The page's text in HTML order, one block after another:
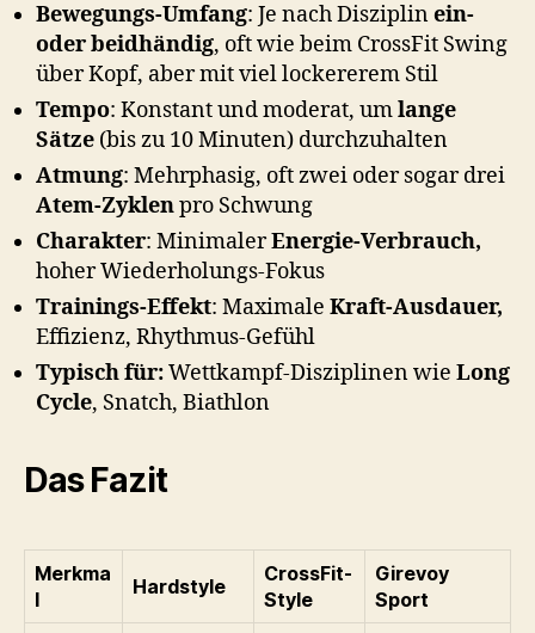
Bewegungs-Umfang: Je nach Disziplinein-
oder beidhändig, oft wie beim CrossFit Swing
über Kopf, aber mit viel lockererem Stil
Tempo: Konstant und moderat, umlange
Sätze (bis zu 10 Minuten) durchzuhalten
Atmung: Mehrphasig, oft zwei oder sogar drei
Atem-Zyklenpro Schwung
Charakter: MinimalerEnergie-Verbrauch,
hoher Wiederholungs-Fokus
Trainings-Effekt: Maximale Kraft-Ausdauer,
Effizienz, Rhythmus-Gefühl
Typisch für:Wettkampf-Disziplinen wie Long
Cycle, Snatch, Biathlon
Das Fazit
Merkma
l
Hardstyle
CrossFit-
Style
Girevoy
Sport